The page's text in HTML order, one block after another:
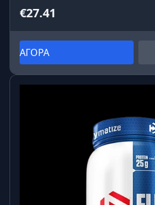
€27.41
ΑΓΟΡΑ